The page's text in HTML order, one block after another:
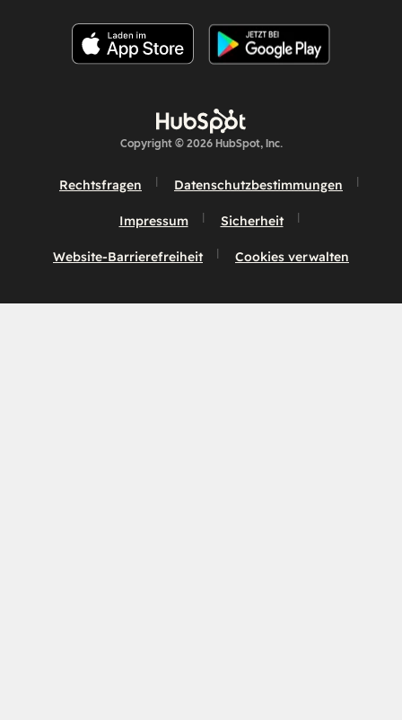
Copyright © 2026 HubSpot, Inc.
Rechtsfragen Datenschutzbestimmungen
Impressum Sicherheit
Website-Barrierefreiheit Cookies verwalten